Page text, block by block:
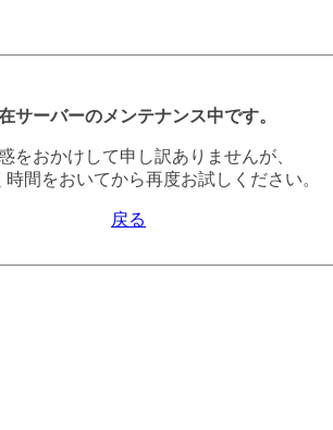
サーバーのメンテナンス中です。
をおかけして申し訳ありませんが、
時間をおいてから再度お試しください。
戻る